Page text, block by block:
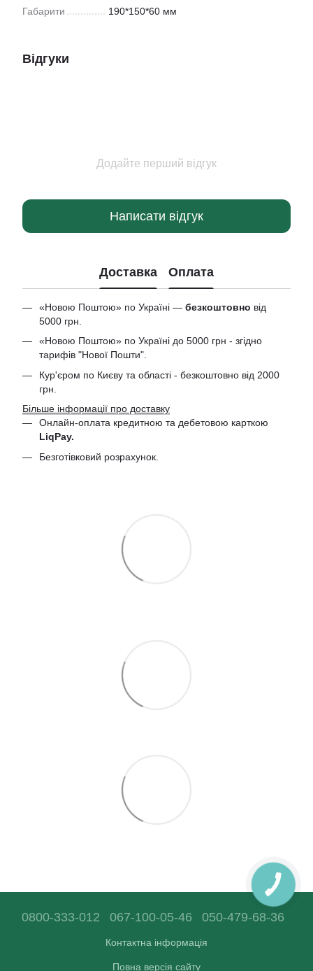
Габарити 190*150*60 мм
Відгуки
Додайте перший відгук
Написати відгук
Доставка Оплата
«Новою Поштою» по Україні — безкоштовно від
5000 грн.
«Новою Поштою» по Україні до 5000 грн - згідно
тарифів "Нової Пошти".
Кур'єром по Києву та області - безкоштовно від 2000
грн.
Більше інформації про доставку
Онлайн-оплата кредитною та дебетовою карткою
LiqPay.
Безготівковий розрахунок.
0800-333-012 067-100-05-46 050-479-68-36
Контактна інформація
Повна версія сайту